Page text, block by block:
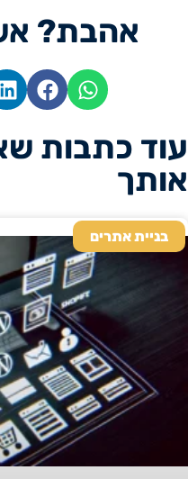
אהבת?
עוד כתבות
אותך
בניית אתרים